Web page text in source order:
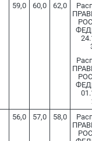
59,0 60,0 62,0
56,0 57,0 58,0